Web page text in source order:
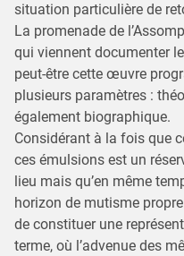
situation particulière de
La promenade de
qui viennent documenter
peut-être cette œuvre
plusieurs paramètres :
également biographique.
Considérant à la fois que
ces émulsions est un
lieu mais qu’en même
horizon de mutisme
de constituer une
terme, où l’advenue des